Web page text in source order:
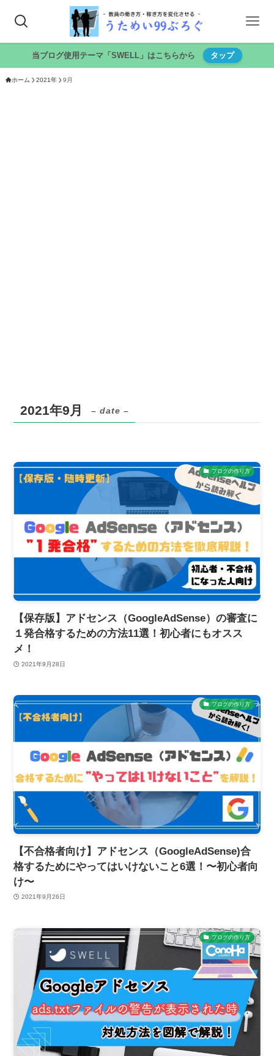
当ブログ使用テーマ「SWELL」はこちらから タップ
ホーム 2021年 9月
2021年9月 – date –
ブログの作り方
【保存版】アドセンス（GoogleAdSense）の審査に
１発合格するための方法11選！初心者にもオスス
メ！
2021年9月28日
ブログの作り方
【不合格者向け】アドセンス（GoogleAdSense)合
格するためにやってはいけないこと6選！〜初心者向
け〜
2021年9月26日
ブログの作り方